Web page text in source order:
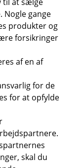
Nogle gange
produkter og
forsikringer
af en af
for de
for at opfylde
skal du